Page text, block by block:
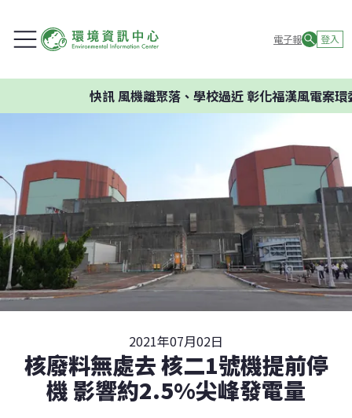
電子報 登入
風機離聚落、學校過近 彰化福漢風電案環委建議
2021年07月02日
核廢料無處去 核二1號機提前停
機 影響約2.5%尖峰發電量